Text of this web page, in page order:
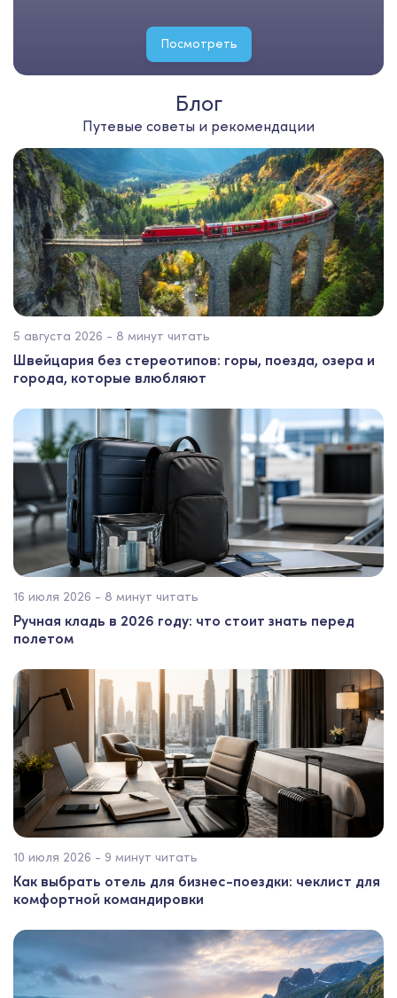
Посмотреть
Блог
Путевые советы и рекомендации
5 августа 2026 - 8 минут читать
Швейцария без стереотипов: горы, поезда, озера и
города, которые влюбляют
16 июля 2026 - 8 минут читать
Ручная кладь в 2026 году: что стоит знать перед
полетом
10 июля 2026 - 9 минут читать
Как выбрать отель для бизнес-поездки: чеклист для
комфортной командировки